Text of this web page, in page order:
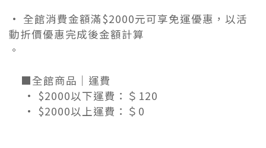
• 全館消費金額滿$2000元可享免運優惠，以活
動折價優惠完成後金額計算
。
■全館商品｜運費
• $2000以下運費：＄120
• $2000以上運費：＄0